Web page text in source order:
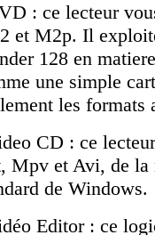
: ce lecteur
et M2p. Il
128 en
une simple
les
CD : ce
Mpv et Avi, de la
de Windows.
Editor : ce